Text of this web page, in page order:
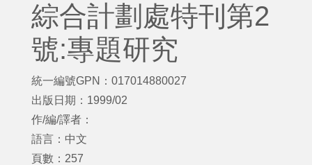
綜合計劃處特刊第2
號:專題研究
統一編號GPN：017014880027
出版日期：1999/02
作/編/譯者：
語言：中文
頁數：257